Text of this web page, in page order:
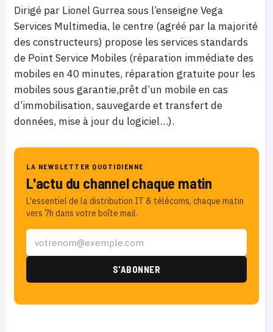
Dirigé par Lionel Gurrea sous l’enseigneVega
Services Multimedia, le centre (agréé par la majorité
des constructeurs) propose les services standards
de Point Service Mobiles (réparation immédiate des
mobiles en 40 minutes, réparation gratuite pour les
mobiles sous garantie,prêt d’un mobile en cas
d’immobilisation, sauvegarde et transfert de
données, mise à jour du logiciel…).
LA NEWSLETTER QUOTIDIENNE
L'actu du channel chaque matin
L'essentiel de la distribution IT & télécoms, chaque matin
vers 7h dans votre boîte mail.